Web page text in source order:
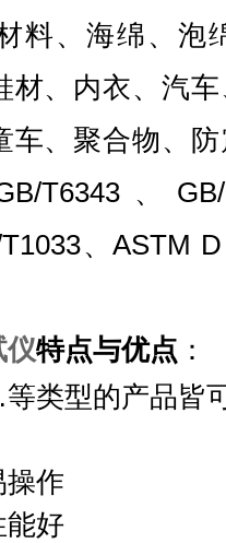
料、海绵、泡
材、内衣、汽
车、聚合物、
T6343、GB/
、ASTM
仪特点与优点 ：
类型的产品皆
作
能好